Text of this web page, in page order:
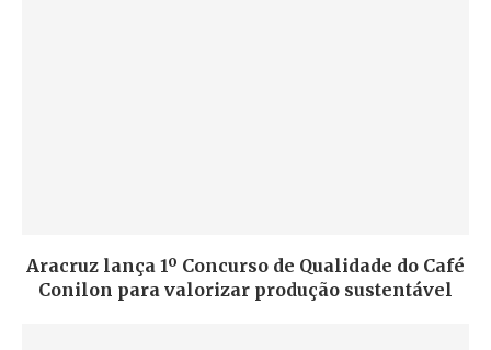
Aracruz lança 1º Concurso de Qualidade do Café
Conilon para valorizar produção sustentável